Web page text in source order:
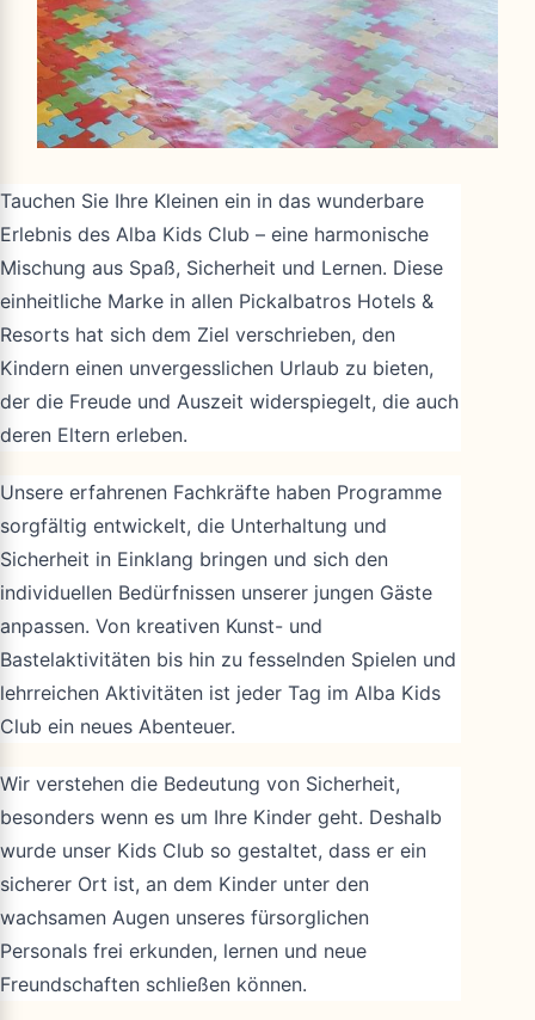
Tauchen Sie Ihre Kleinen ein in das wunderbare
Erlebnis des Alba Kids Club – eine harmonische
Mischung aus Spaß, Sicherheit und Lernen. Diese
einheitliche Marke in allen Pickalbatros Hotels &
Resorts hat sich dem Ziel verschrieben, den
Kindern einen unvergesslichen Urlaub zu bieten,
der die Freude und Auszeit widerspiegelt, die auch
deren Eltern erleben.
Unsere erfahrenen Fachkräfte haben Programme
sorgfältig entwickelt, die Unterhaltung und
Sicherheit in Einklang bringen und sich den
individuellen Bedürfnissen unserer jungen Gäste
anpassen. Von kreativen Kunst- und
Bastelaktivitäten bis hin zu fesselnden Spielen und
lehrreichen Aktivitäten ist jeder Tag im Alba Kids
Club ein neues Abenteuer.
Wir verstehen die Bedeutung von Sicherheit,
besonders wenn es um Ihre Kinder geht. Deshalb
wurde unser Kids Club so gestaltet, dass er ein
sicherer Ort ist, an dem Kinder unter den
wachsamen Augen unseres fürsorglichen
Personals frei erkunden, lernen und neue
Freundschaften schließen können.